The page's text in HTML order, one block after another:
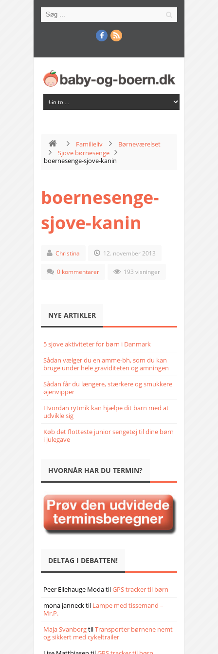
Familieliv
Børneværelset
Sjove børnesenge
boernesenge-sjove-kanin
boernesenge-
sjove-kanin
Christina 12. november 2013
0 kommentarer 193 visninger
NYE ARTIKLER
5 sjove aktiviteter for børn i Danmark
Sådan vælger du en amme-bh, som du kan
bruge under hele graviditeten og amningen
Sådan får du længere, stærkere og smukkere
øjenvipper
Hvordan rytmik kan hjælpe dit barn med at
udvikle sig
Køb det flotteste junior sengetøj til dine børn
i julegave
HVORNÅR HAR DU TERMIN?
DELTAG I DEBATTEN!
Peer Ellehauge ModatilGPS tracker til børn
mona jannecktil Lampe med tissemand –
Mr.P.
Maja SvanborgtilTransporter børnene nemt
og sikkert med cykeltrailer